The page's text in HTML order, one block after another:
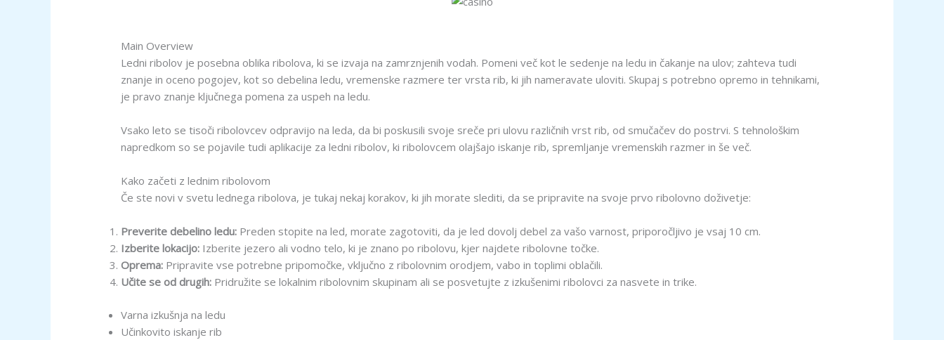
Main Overview
Ledni ribolov je posebna oblika ribolova, ki se izvaja na zamrznjenih vodah. Pomeni več kot le sedenje na ledu in čakanje na ulov; zahteva tudi
znanje in oceno pogojev, kot so debelina ledu, vremenske razmere ter vrsta rib, ki jih nameravate uloviti. Skupaj s potrebno opremo in tehnikami,
je pravo znanje ključnega pomena za uspeh na ledu.
Vsako leto se tisoči ribolovcev odpravijo na leda, da bi poskusili svoje sreče pri ulovu različnih vrst rib, od smučačev do postrvi. S tehnološkim
napredkom so se pojavile tudi aplikacije za ledni ribolov, ki ribolovcem olajšajo iskanje rib, spremljanje vremenskih razmer in še več.
Kako začeti z lednim ribolovom
Če ste novi v svetu lednega ribolova, je tukaj nekaj korakov, ki jih morate slediti, da se pripravite na svoje prvo ribolovno doživetje:
Preverite debelino ledu: Preden stopite na led, morate zagotoviti, da je led dovolj debel za vašo varnost, priporočljivo je vsaj 10 cm.
Izberite lokacijo: Izberite jezero ali vodno telo, ki je znano po ribolovu, kjer najdete ribolovne točke.
Oprema: Pripravite vse potrebne pripomočke, vključno z ribolovnim orodjem, vabo in toplimi oblačili.
Učite se od drugih: Pridružite se lokalnim ribolovnim skupinam ali se posvetujte z izkušenimi ribolovci za nasvete in trike.
Varna izkušnja na ledu
Učinkovito iskanje rib